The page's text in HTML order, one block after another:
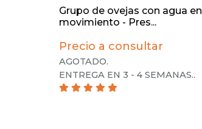
Grupo de ovejas con agua en
movimiento - Pres...
Precio a consultar
AGOTADO.
ENTREGA EN 3 - 4 SEMANAS..